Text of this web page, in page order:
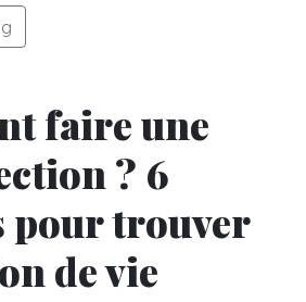
faire une
? 6
pour trouver
de vie